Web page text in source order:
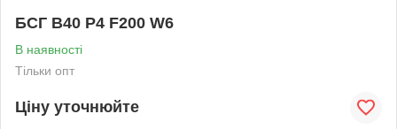
БСГ В40 Р4 F200 W6
В наявності
Тільки опт
Ціну уточнюйте